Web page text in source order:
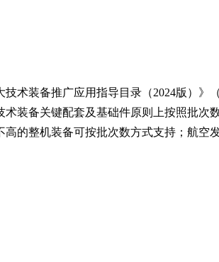
术装备推广应用指导目录（2024版）》
装备关键配套及基础件原则上按照批次
的整机装备可按批次数方式支持；航空